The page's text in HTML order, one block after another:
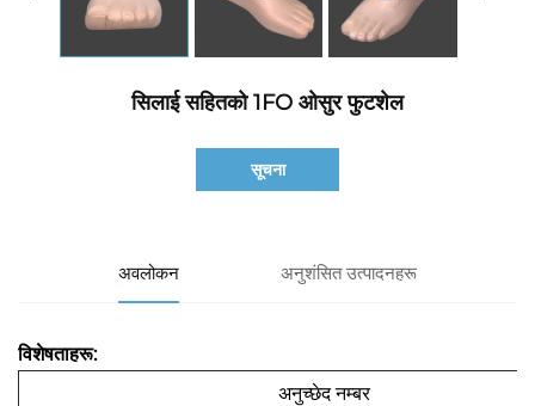
सिलाई सहितको 1FO ओसुर फुटशेल
सूचना
अवलोकन अनुशंसित उत्पादनहरू
विशेषताहरू:
अनुच्छेद नम्बर